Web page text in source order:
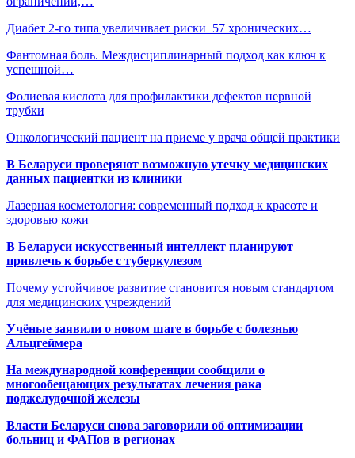
Диабет 2-го типа увеличивает риски 57 хронических…
Фантомная боль. Междисциплинарный подход как ключ к
успешной…
Фолиевая кислота для профилактики дефектов нервной
трубки
Онкологический пациент на приеме у врача общей практики
В Беларуси проверяют возможную утечку медицинских
данных пациентки из клиники
Лазерная косметология: современный подход к красоте и
здоровью кожи
В Беларуси искусственный интеллект планируют
привлечь к борьбе с туберкулезом
Почему устойчивое развитие становится новым стандартом
для медицинских учреждений
Учёные заявили о новом шаге в борьбе с болезнью
Альцгеймера
На международной конференции сообщили о
многообещающих результатах лечения рака
поджелудочной железы
Власти Беларуси снова заговорили об оптимизации
больниц и ФАПов в регионах